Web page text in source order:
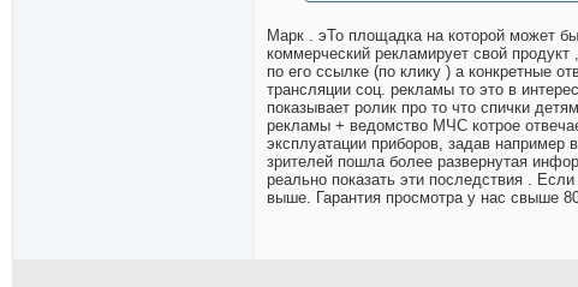
Марк . эТо площадка на которой может
коммерческий рекламирует свой
по его ссылке (по клику ) а конкретные
трансляции соц. рекламы то это в
показывает ролик про то что спички
рекламы + ведомство МЧС котрое
эксплуатации приборов, задав
зрителей пошла более развернутая
реально показать эти последствия .
выше. Гарантия просмотра у нас свыше